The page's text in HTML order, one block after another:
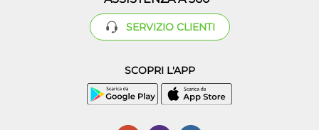
SERVIZIO CLIENTI
SCOPRI L'APP